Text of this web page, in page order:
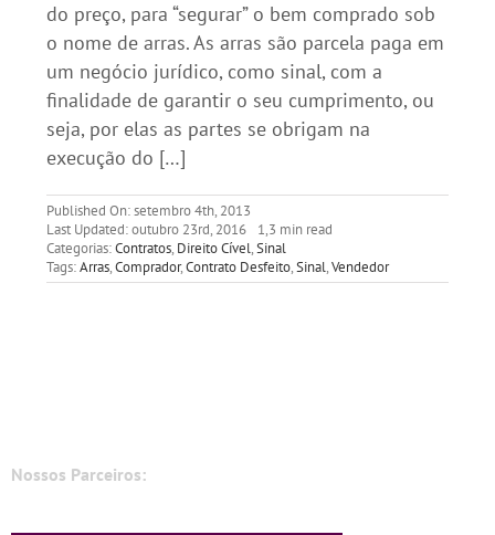
do preço, para “segurar” o bem comprado sob
o nome de arras. As arras são parcela paga em
um negócio jurídico, como sinal, com a
finalidade de garantir o seu cumprimento, ou
seja, por elas as partes se obrigam na
execução do […]
Published On: setembro 4th, 2013
Last Updated: outubro 23rd, 2016
1,3 min read
Categorias:Contratos, Direito Cível,Sinal
Tags:Arras,Comprador,Contrato Desfeito,Sinal,Vendedor
Nossos Parceiros: